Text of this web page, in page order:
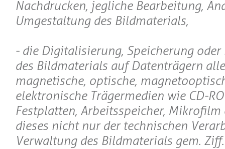
Nachdrucken, jegliche Bearbeitung,
Umgestaltung des Bildmaterials,
- die Digitalisierung, Speicherung
des Bildmaterials auf Datenträgern
magnetische, optische,
elektronische Trägermedien wie CD-
Festplatten, Arbeitsspeicher, Mikrofilm
dieses nicht nur der technischen
Verwaltung des Bildmaterials gem.